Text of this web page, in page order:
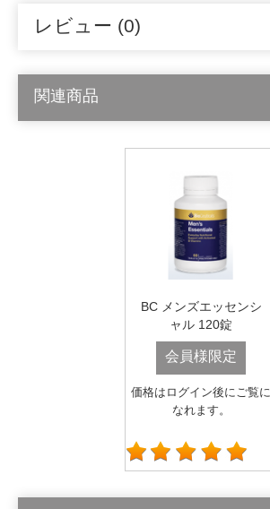
レビュー (0)
関連商品
BC メンズエッセンシ
ャル 120錠
会員様限定
価格はログイン後にご覧に
なれます。